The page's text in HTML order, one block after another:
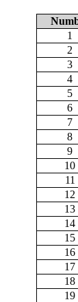
1
2
3
4
5
6
7
8
9
10
11
12
13
14
15
16
17
18
19